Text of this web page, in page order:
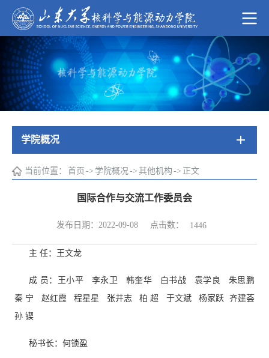
学院概况
当前位置： 首页 -> 学院概况-> 其他机构 -> 正文
​国际合作与交流工作委员会
发布日期：2022-09-08 点击数： 1446
主 任：王文龙
成 员：王小平 李永卫 韩奎华 白书战 袁学良 朱思鹏
秦 宁 赵红霞 程星星 张井志 柏 超 于文斌 杨家跃 齐建荟
孙 锲
秘书长：何锁盈